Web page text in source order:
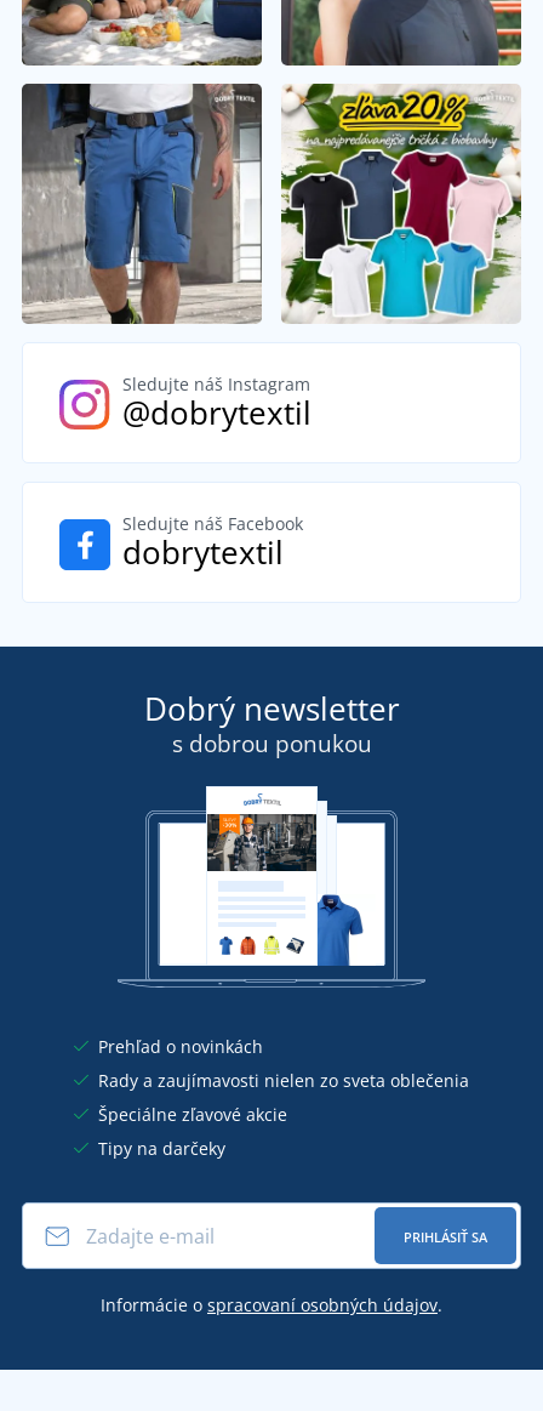
Sledujte náš Instagram
@dobrytextil
Sledujte náš Facebook
dobrytextil
Dobrý newsletter
s dobrou ponukou
Prehľad o novinkách
Rady a zaujímavosti nielen zo sveta oblečenia
Špeciálne zľavové akcie
Tipy na darčeky
PRIHLÁSIŤ SA
Informácie o spracovaní osobných údajov.